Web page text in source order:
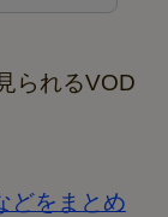
られるVOD
どをまとめ